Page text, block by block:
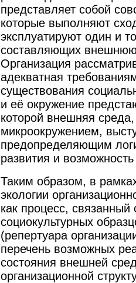
представляет собой
которые выполняют
эксплуатируют один и
составляющих внешнюю
Организация
адекватная
существования
и её окружение
которой внешняя
микроокружением,
предопределяющим
развития и
Таким образом, в
экологии
как процесс,
социокультурных
(репертуара
перечень возможных
состояния внешней
организационной